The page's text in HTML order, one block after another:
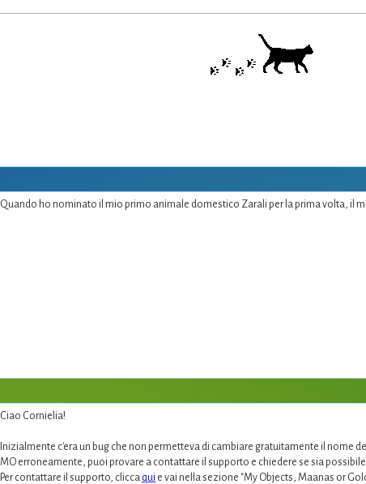
Quando ho nominato il mio primo animale domestico Zarali per la prima volta, il
Ciao Cornielia!
Inizialmente c'era un bug che non permetteva di cambiare gratuitamente il nome
MO erroneamente, puoi provare a contattare il supporto e chiedere se sia
Per contattare il supporto, clicca qui e vai nella sezione "My Objects, Maanas or